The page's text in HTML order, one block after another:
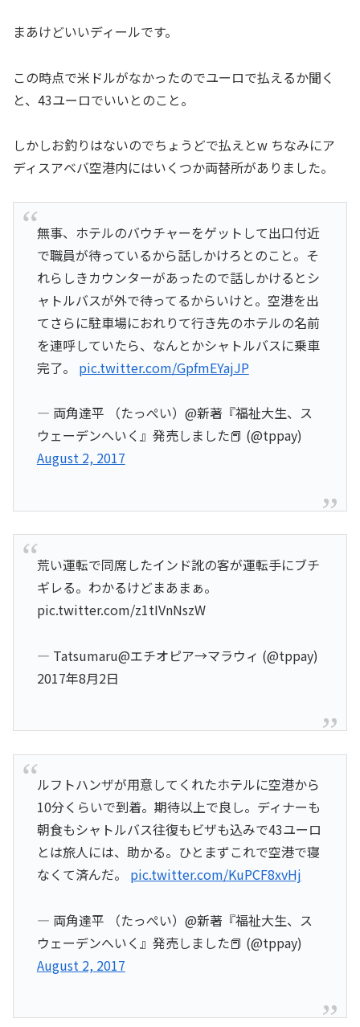
まあけどいいディールです。
この時点で米ドルがなかったのでユーロで払えるか聞く
と、43ユーロでいいとのこと。
しかしお釣りはないのでちょうどで払えとw ちなみにア
ディスアベバ空港内にはいくつか両替所がありました。
無事、ホテルのバウチャーをゲットして出口付近
で職員が待っているから話しかけろとのこと。そ
れらしきカウンターがあったので話しかけるとシ
ャトルバスが外で待ってるからいけと。空港を出
てさらに駐車場におれりて行き先のホテルの名前
を連呼していたら、なんとかシャトルバスに乗車
完了。 pic.twitter.com/GpfmEYajJP
— 両角達平 （たっぺい）@新著『福祉大生、ス
ウェーデンへいく』発売しました📕 (@tppay)
August 2, 2017
荒い運転で同席したインド訛の客が運転手にブチ
ギレる。わかるけどまあまぁ。
pic.twitter.com/z1tIVnNszW
— Tatsumaru@エチオピア→マラウィ (@tppay)
2017年8月2日
ルフトハンザが用意してくれたホテルに空港から
10分くらいで到着。期待以上で良し。ディナーも
朝食もシャトルバス往復もビザも込みで43ユーロ
とは旅人には、助かる。ひとまずこれで空港で寝
なくて済んだ。 pic.twitter.com/KuPCF8xvHj
— 両角達平 （たっぺい）@新著『福祉大生、ス
ウェーデンへいく』発売しました📕 (@tppay)
August 2, 2017